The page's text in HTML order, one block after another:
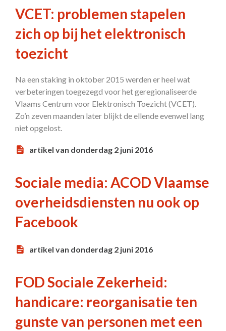
VCET: problemen stapelen
zich op bij het elektronisch
toezicht
Na een staking in oktober 2015 werden er heel wat
verbeteringen toegezegd voor het geregionaliseerde
Vlaams Centrum voor Elektronisch Toezicht (VCET).
Zo’n zeven maanden later blijkt de ellende evenwel lang
niet opgelost.
artikel van donderdag 2 juni 2016
Sociale media: ACOD Vlaamse
overheidsdiensten nu ook op
Facebook
artikel van donderdag 2 juni 2016
FOD Sociale Zekerheid:
handicare: reorganisatie ten
gunste van personen met een